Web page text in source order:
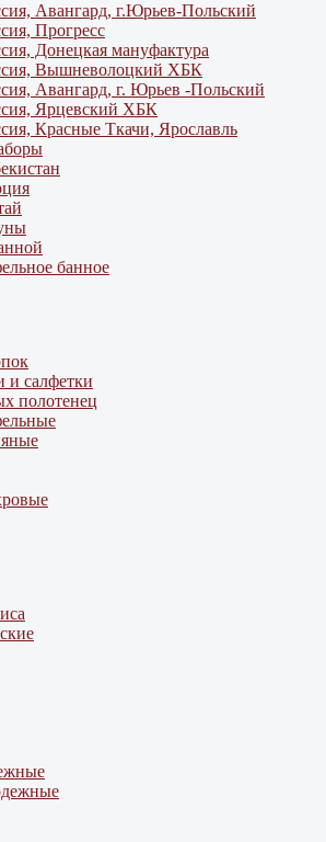
Авангард, г.Юрьев-Польский
Прогресс
Донецкая мануфактура
Вышневолоцкий ХБК
Авангард, г. Юрьев -Польский
Ярцевский ХБК
Красные Ткачи, Ярославль
банное
и салфетки
полотенец